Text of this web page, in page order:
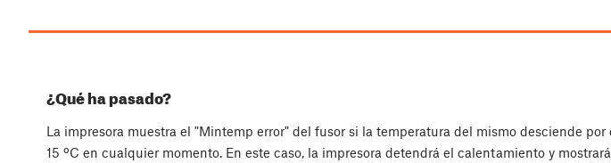
¿Qué ha pasado?
La impresora muestra el "Mintemp error" del fusor si la temperatura del mismo desciende por
15 ºC en cualquier momento. En este caso, la impresora detendrá el calentamiento y